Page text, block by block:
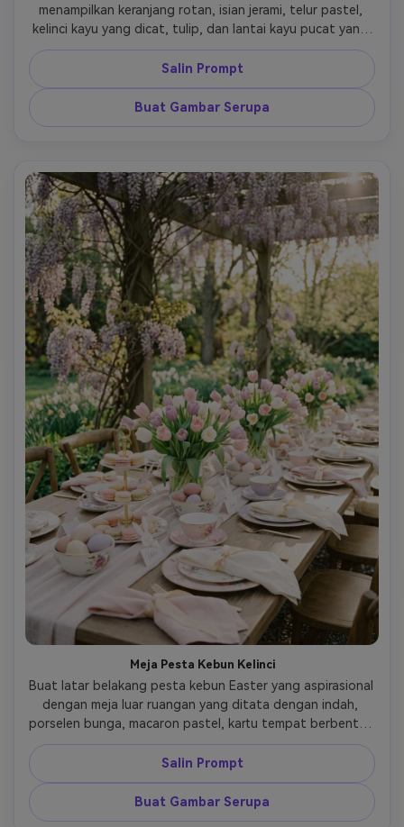
menampilkan keranjang rotan, isian jerami, telur pastel,
kelinci kayu yang dicat, tulip, dan lantai kayu pucat yang
terabrasi yang dimandikan cahaya jendela yang lembut.
Susun properti dengan murah hati sehingga bingkai
terasa berlimpah namun tenang, dengan material
bertekstur dan pesona musim semi yang nyaman. Gunakan
warna pastel redup dan tekstur kayu madu,
sangat cocok untuk gambar hero produk atau banner
kampanye musiman.
Salin Prompt
Buat Gambar Serupa
Meja Pesta Kebun Kelinci
Buat latar belakang pesta kebun Easter yang aspirasional
dengan meja luar ruangan yang ditata dengan indah,
porselen bunga, macaron pastel, kartu tempat berbentuk
kelinci, telur yang diwarnai, pusat bunga tulip, dan serbet
linen lembut di bawah sinar matahari musim semi. Gunakan
palet pink blush, lavender, mint, krim, dan emas pucat,
menjaga komposisi editorial dan mengundang. Adegan
harus terasa elegan, meriah, dan fotogenik, dengan
Salin Prompt
Buat Gambar Serupa